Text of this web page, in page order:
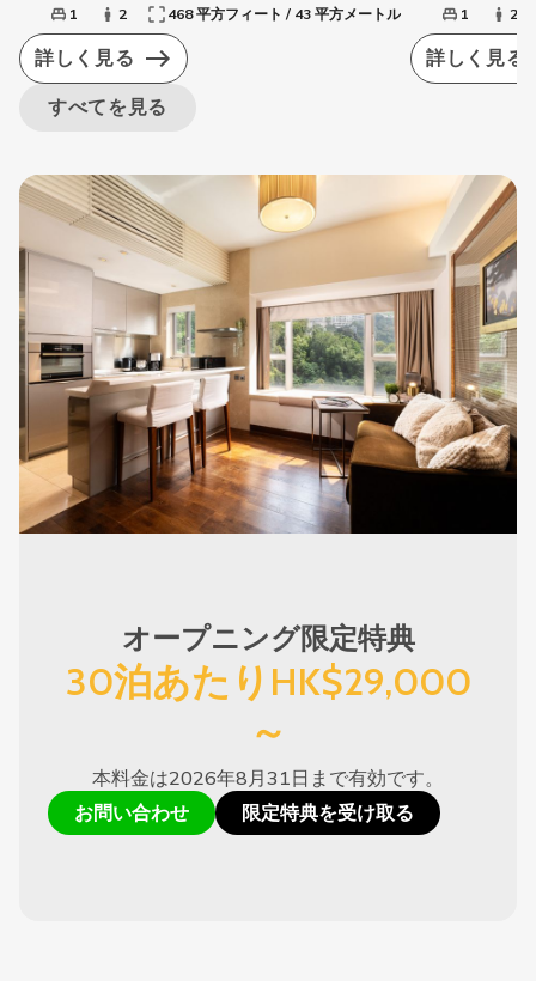
1 2 468 平方フィート / 43 平方メートル
詳しく見る
1 2
詳しく見る
すべてを見る
オープニング限定特典
30泊あたりHK$29,000
～
本料金は2026年8月31日まで有効です。
お問い合わせ 限定特典を受け取る